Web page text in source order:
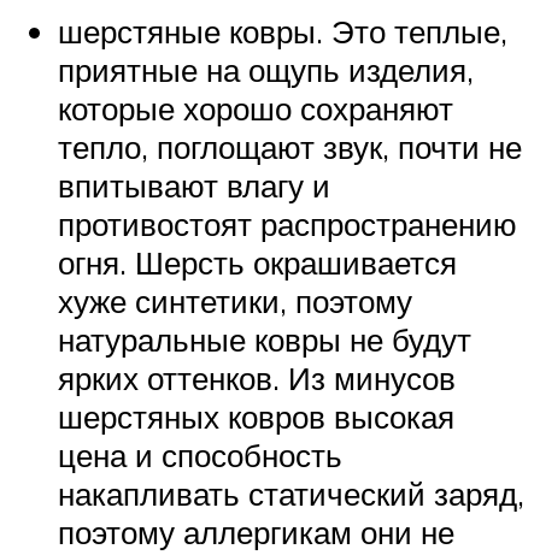
шерстяные ковры. Это теплые,
приятные на ощупь изделия,
которые хорошо сохраняют
тепло, поглощают звук, почти не
впитывают влагу и
противостоят распространению
огня. Шерсть окрашивается
хуже синтетики, поэтому
натуральные ковры не будут
ярких оттенков. Из минусов
шерстяных ковров высокая
цена и способность
накапливать статический заряд,
поэтому аллергикам они не